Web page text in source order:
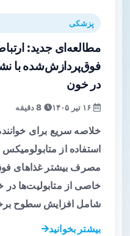
پزشکی
مطالعه‌ای جدید:
فوق‌پردازش‌شده با
در خون
خلاصه سریع برای
استفاده از
مصرف بیشتر غذاهای
خاصی از متابولیت‌ها
شامل افزایش سطوح
بیشتر بخوانید